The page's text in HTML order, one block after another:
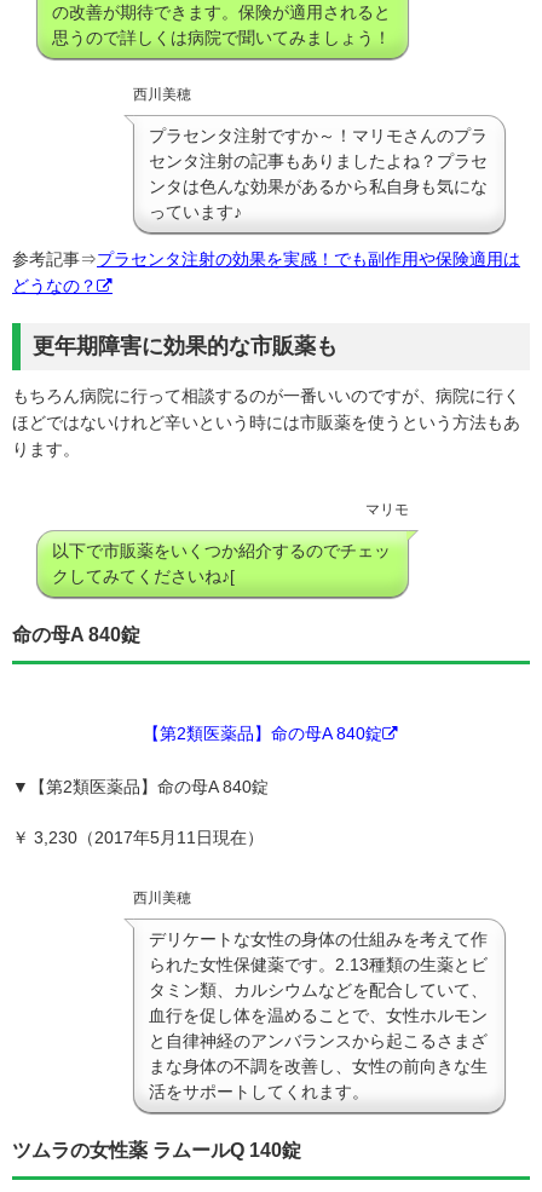
の改善が期待できます。保険が適用されると
思うので詳しくは病院で聞いてみましょう！
西川美穂
プラセンタ注射ですか～！マリモさんのプラ
センタ注射の記事もありましたよね？プラセ
ンタは色んな効果があるから私自身も気にな
っています♪
参考記事⇒プラセンタ注射の効果を実感！でも副作用や保険適用は
どうなの？
更年期障害に効果的な市販薬も
もちろん病院に行って相談するのが一番いいのですが、病院に行く
ほどではないけれど辛いという時には市販薬を使うという方法もあ
ります。
マリモ
以下で市販薬をいくつか紹介するのでチェッ
クしてみてくださいね♪[
命の母A 840錠
【第2類医薬品】命の母A 840錠
▼ 【第2類医薬品】命の母A 840錠
￥ 3,230（2017年5月11日現在）
西川美穂
デリケートな女性の身体の仕組みを考えて作
られた女性保健薬です。2.13種類の生薬とビ
タミン類、カルシウムなどを配合していて、
血行を促し体を温めることで、女性ホルモン
と自律神経のアンバランスから起こるさまざ
まな身体の不調を改善し、女性の前向きな生
活をサポートしてくれます。
ツムラの女性薬 ラムールQ 140錠